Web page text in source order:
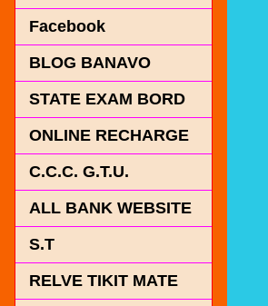
Facebook
BLOG BANAVO
STATE EXAM BORD
ONLINE RECHARGE
C.C.C. G.T.U.
ALL BANK WEBSITE
S.T
RELVE TIKIT MATE